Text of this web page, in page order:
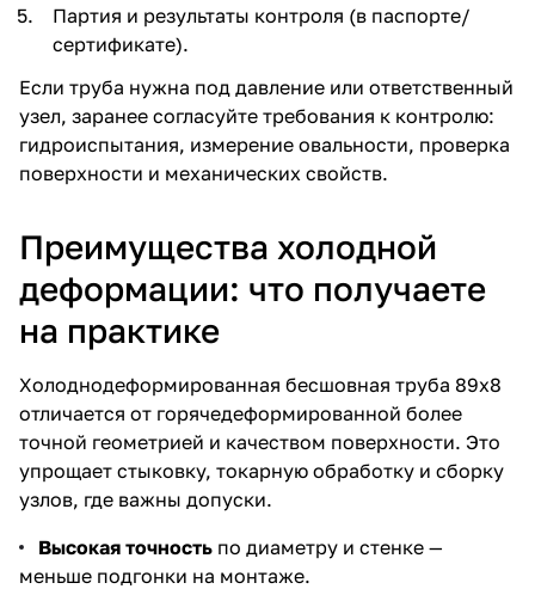
Партия и результаты контроля (в паспорте/
сертификате).
Если труба нужна под давление или ответственный
узел, заранее согласуйте требования к контролю:
гидроиспытания, измерение овальности, проверка
поверхности и механических свойств.
Преимущества холодной
деформации: что получаете
на практике
Холоднодеформированная бесшовная труба 89х8
отличается от горячедеформированной более
точной геометрией и качеством поверхности. Это
упрощает стыковку, токарную обработку и сборку
узлов, где важны допуски.
Высокая точность по диаметру и стенке —
меньше подгонки на монтаже.